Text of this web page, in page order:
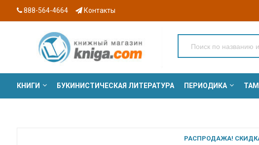
888-564-4664 Контакты
КНИГИ БУКИНИСТИЧЕСКАЯ ЛИТЕРАТУРА ПЕРИОДИКА
РАСПРОДАЖА! СКИДКА